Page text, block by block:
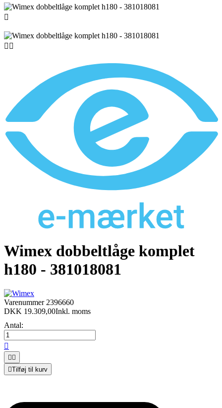

 
Wimex dobbeltlåge komplet
h180 - 381018081
Varenummer 2396660
DKK 19.309,00Inkl. moms
Antal:

 
Tilføj til kurv